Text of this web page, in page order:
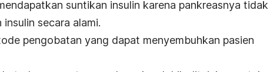
suntikan insulin karena pankreasnya tidak
secara alami.
pengobatan yang dapat menyembuhkan pasien